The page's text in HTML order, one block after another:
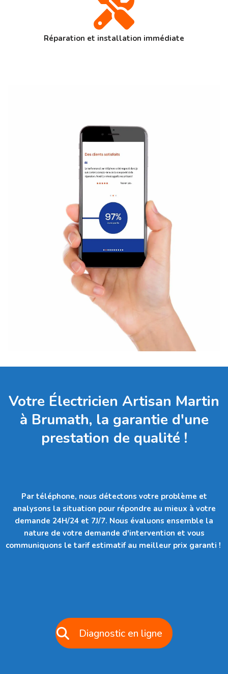
Réparation et installation immédiate
Votre Électricien Artisan Martin
à Brumath, la garantie d'une
prestation de qualité !
Par téléphone, nous détectons votre problème et
analysons la situation pour répondre au mieux à votre
demande 24H/24 et 7J/7. Nous évaluons ensemble la
nature de votre demande d'intervention et vous
communiquons le tarif estimatif au meilleur prix garanti !
Diagnostic en ligne